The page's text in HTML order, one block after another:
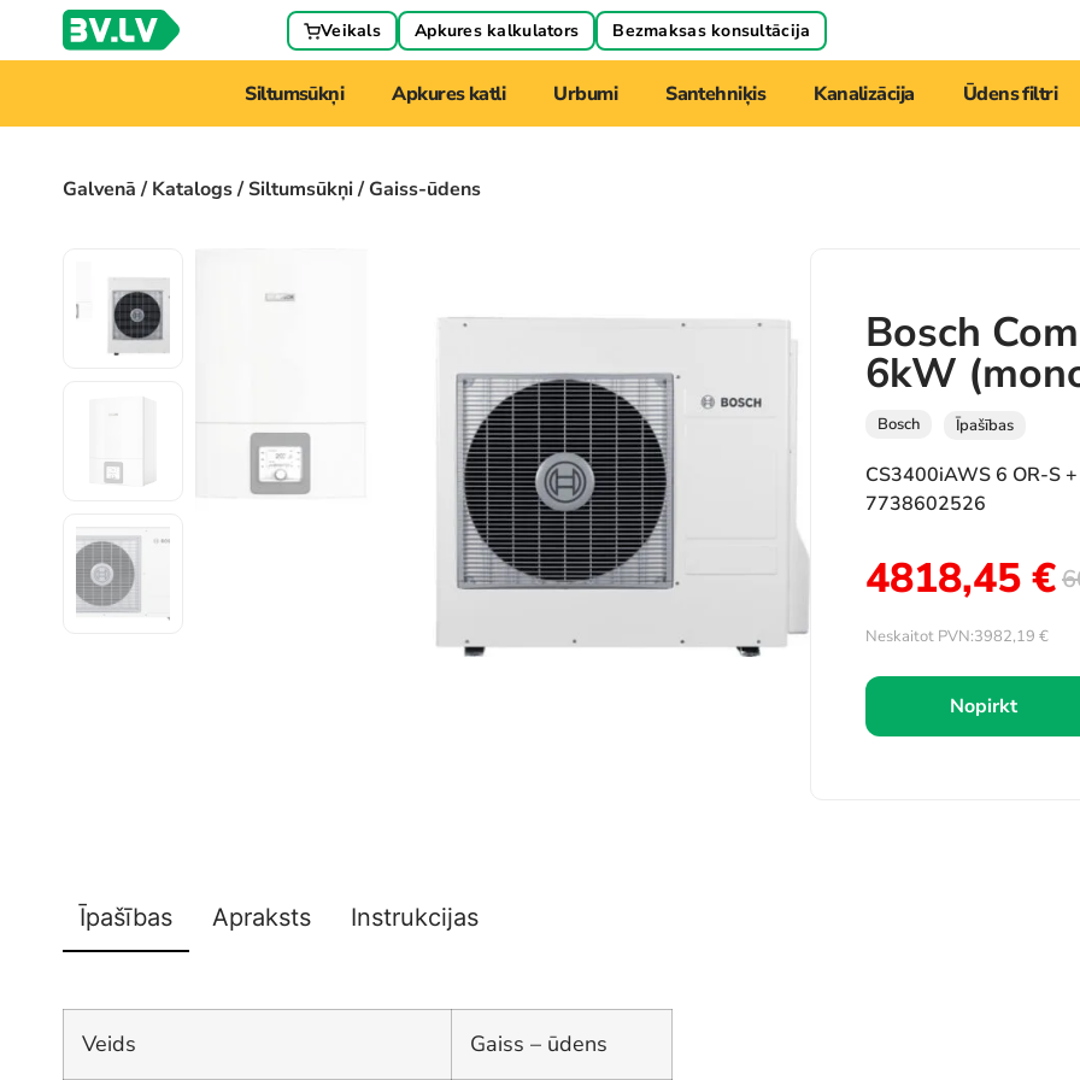
Veikals Apkures kalkulators Bezmaksas konsultācija
Siltumsūkņi Apkures katli Urbumi Santehniķis Kanalizācija Ūdens filtri
Galvenā/Katalogs/Siltumsūkņi/ Gaiss-ūdens
Bosch
6kW
Bosch Īpašības
CS3400iAWS 6 OR-S
7738602526
4818,45€
Neskaitot PVN:3982,19 €
Nopirkt
Īpašības Apraksts Instrukcijas
Veids Gaiss – ūdens